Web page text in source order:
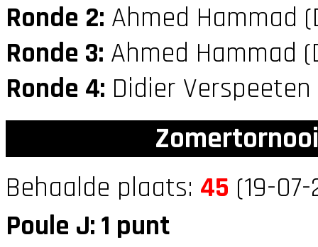
Ronde 2: Ahmed Hammad
Ronde 3: Ahmed Hammad
Ronde 4: Didier
Behaalde plaats: 45 (19-
Poule J: 1 punt